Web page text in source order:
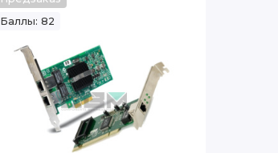
Баллы: 82